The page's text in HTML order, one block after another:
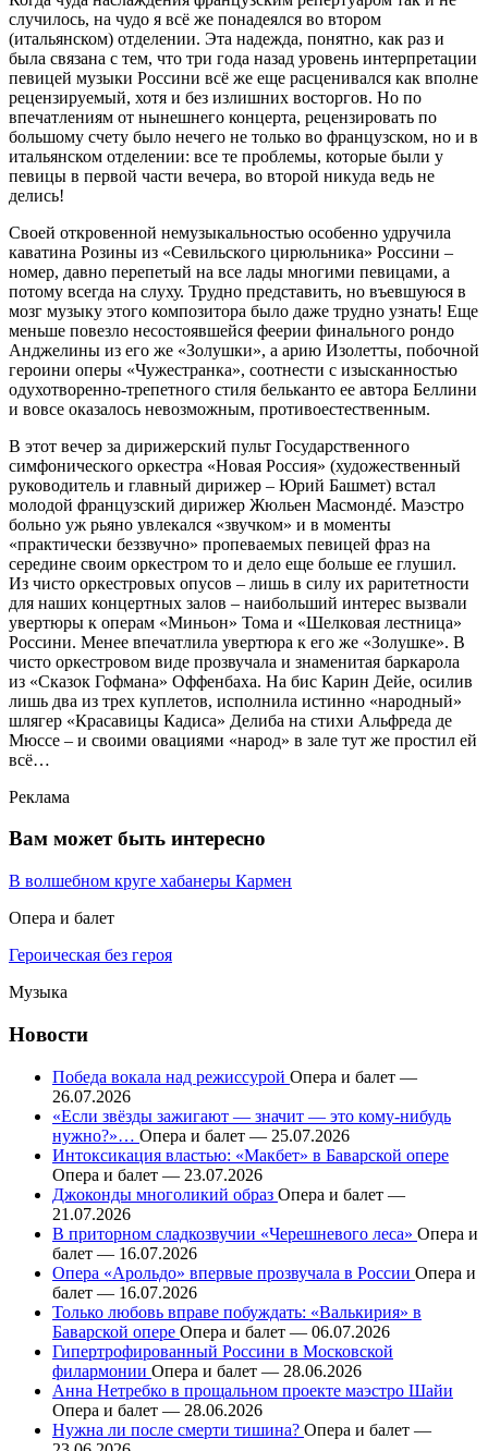
случилось, на чудо я всё же понадеялся во втором
(итальянском) отделении. Эта надежда, понятно, как раз и
была связана с тем, что три года назад уровень интерпретации
певицей музыки Россини всё же еще расценивался как вполне
рецензируемый, хотя и без излишних восторгов. Но по
впечатлениям от нынешнего концерта, рецензировать по
большому счету было нечего не только во французском, но и в
итальянском отделении: все те проблемы, которые были у
певицы в первой части вечера, во второй никуда ведь не
делись!
Своей откровенной немузыкальностью особенно удручила
каватина Розины из «Севильского цирюльника» Россини –
номер, давно перепетый на все лады многими певицами, а
потому всегда на слуху. Трудно представить, но въевшуюся в
мозг музыку этого композитора было даже трудно узнать! Еще
меньше повезло несостоявшейся феерии финального рондо
Анджелины из его же «Золушки», а арию Изолетты, побочной
героини оперы «Чужестранка», соотнести с изысканностью
одухотворенно-трепетного стиля бельканто ее автора Беллини
и вовсе оказалось невозможным, противоестественным.
В этот вечер за дирижерский пульт Государственного
симфонического оркестра «Новая Россия» (художественный
руководитель и главный дирижер – Юрий Башмет) встал
молодой французский дирижер Жюльен Масмондé. Маэстро
больно уж рьяно увлекался «звучком» и в моменты
«практически беззвучно» пропеваемых певицей фраз на
середине своим оркестром то и дело еще больше ее глушил.
Из чисто оркестровых опусов – лишь в силу их раритетности
для наших концертных залов – наибольший интерес вызвали
увертюры к операм «Миньон» Тома и «Шелковая лестница»
Россини. Менее впечатлила увертюра к его же «Золушке». В
чисто оркестровом виде прозвучала и знаменитая баркарола
из «Сказок Гофмана» Оффенбаха. На бис Карин Дейе, осилив
лишь два из трех куплетов, исполнила истинно «народный»
шлягер «Красавицы Кадиса» Делиба на стихи Альфреда де
Мюссе – и своими овациями «народ» в зале тут же простил ей
всё…
Реклама
Вам может быть интересно
В волшебном круге хабанеры Кармен
Опера и балет
Героическая без героя
Музыка
Новости
Победа вокала над режиссурой Опера и балет —
26.07.2026
«Если звёзды зажигают — значит — это кому-нибудь
нужно?»… Опера и балет — 25.07.2026
Интоксикация властью: «Макбет» в Баварской опере
Опера и балет — 23.07.2026
Джоконды многоликий образ Опера и балет —
21.07.2026
В приторном сладкозвучии «Черешневого леса» Опера и
балет — 16.07.2026
Опера «Арольдо» впервые прозвучала в России Опера и
балет — 16.07.2026
Только любовь вправе побуждать: «Валькирия» в
Баварской опере Опера и балет — 06.07.2026
Гипертрофированный Россини в Московской
филармонии Опера и балет — 28.06.2026
Анна Нетребко в прощальном проекте маэстро Шайи
Опера и балет — 28.06.2026
Нужна ли после смерти тишина? Опера и балет —